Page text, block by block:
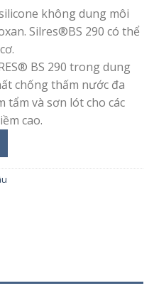
không dung môi
Silres®BS 290 có thể
BS 290 trong dung
chống thấm nước đa
tẩm và sơn lót cho các
cao.